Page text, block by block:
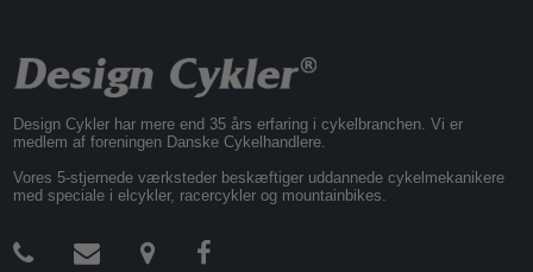
Design Cykler har mere end 35 års erfaring i cykelbranchen. Vi er
medlem af foreningen Danske Cykelhandlere.
Vores 5-stjernede værksteder beskæftiger uddannede cykelmekanikere
med speciale i elcykler, racercykler og mountainbikes.